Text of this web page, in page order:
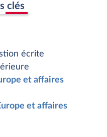
clés
écrite
et affaires
et affaires